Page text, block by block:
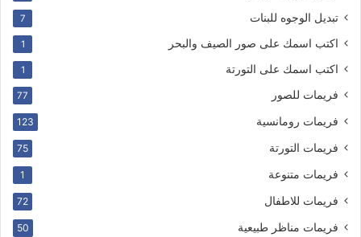
تبديل الوجوه للبنات 7
اكتب اسمك على صور الصيف والبحر 1
اكتب اسمك على التورتة 1
فريمات للصور 77
فريمات رومانسية 123
فريمات التورتة 75
فريمات متنوعة 1
فريمات للاطفال 72
فريمات مناظر طبيعية 50